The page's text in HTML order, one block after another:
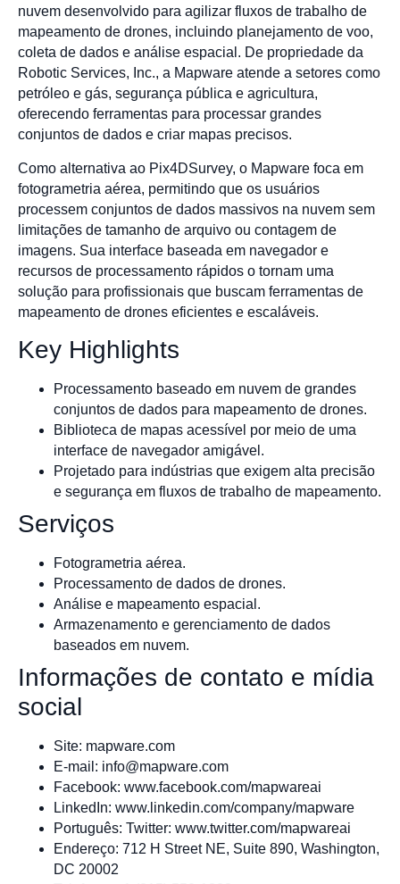
nuvem desenvolvido para agilizar fluxos de trabalho de
mapeamento de drones, incluindo planejamento de voo,
coleta de dados e análise espacial. De propriedade da
Robotic Services, Inc., a Mapware atende a setores como
petróleo e gás, segurança pública e agricultura,
oferecendo ferramentas para processar grandes
conjuntos de dados e criar mapas precisos.
Como alternativa ao Pix4DSurvey, o Mapware foca em
fotogrametria aérea, permitindo que os usuários
processem conjuntos de dados massivos na nuvem sem
limitações de tamanho de arquivo ou contagem de
imagens. Sua interface baseada em navegador e
recursos de processamento rápidos o tornam uma
solução para profissionais que buscam ferramentas de
mapeamento de drones eficientes e escaláveis.
Key Highlights
Processamento baseado em nuvem de grandes
conjuntos de dados para mapeamento de drones.
Biblioteca de mapas acessível por meio de uma
interface de navegador amigável.
Projetado para indústrias que exigem alta precisão
e segurança em fluxos de trabalho de mapeamento.
Serviços
Fotogrametria aérea.
Processamento de dados de drones.
Análise e mapeamento espacial.
Armazenamento e gerenciamento de dados
baseados em nuvem.
Informações de contato e mídia
social
Site: mapware.com
E-mail: info@mapware.com
Facebook: www.facebook.com/mapwareai
LinkedIn: www.linkedin.com/company/mapware
Português: Twitter: www.twitter.com/mapwareai
Endereço: 712 H Street NE, Suite 890, Washington,
DC 20002